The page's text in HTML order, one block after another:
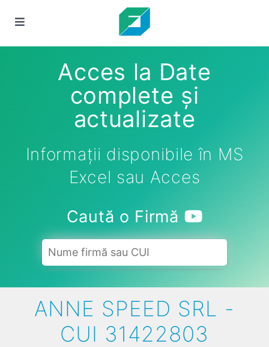
Acces la Date
complete și
actualizate
Informații disponibile în MS
Excel sau Acces
Caută o Firmă
ANNE SPEED SRL -
CUI 31422803